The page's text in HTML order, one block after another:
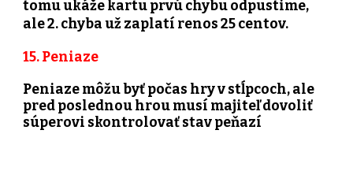
tomu ukáže kartu prvú chybu odpustime,
ale 2. chyba už zaplatí renos 25 centov.
15. Peniaze
Peniaze môžu byť počas hry v stĺpcoch, ale
pred poslednou hrou musí majiteľ dovoliť
súperovi skontrolovať stav peňazí